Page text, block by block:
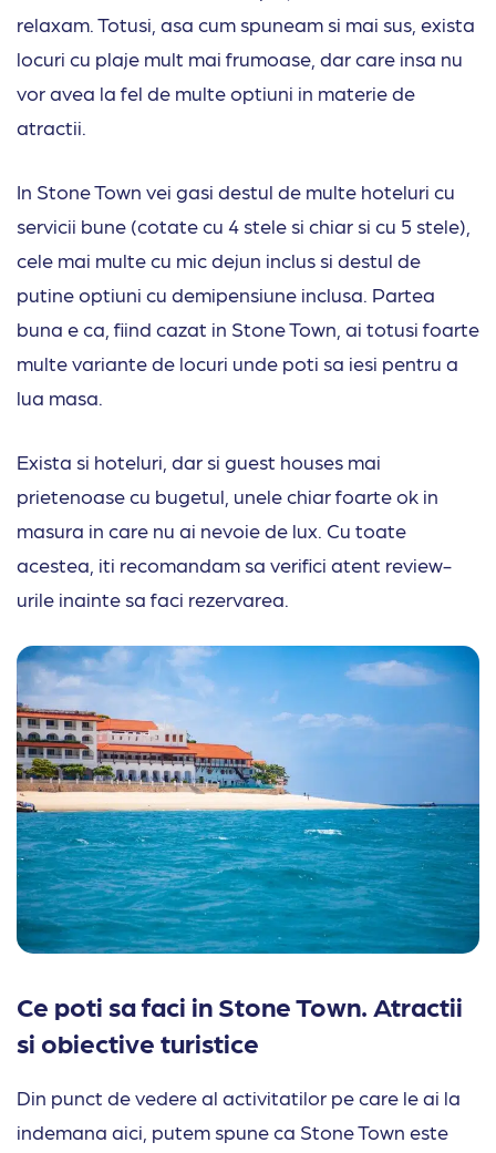
relaxam. Totusi, asa cum spuneam si mai sus, exista
locuri cu plaje mult mai frumoase, dar care insa nu
vor avea la fel de multe optiuni in materie de
atractii.
In Stone Town vei gasi destul de multe hoteluri cu
servicii bune (cotate cu 4 stele si chiar si cu 5 stele),
cele mai multe cu mic dejun inclus si destul de
putine optiuni cu demipensiune inclusa. Partea
buna e ca, fiind cazat in Stone Town, ai totusi foarte
multe variante de locuri unde poti sa iesi pentru a
lua masa.
Exista si hoteluri, dar si guest houses mai
prietenoase cu bugetul, unele chiar foarte ok in
masura in care nu ai nevoie de lux. Cu toate
acestea, iti recomandam sa verifici atent review-
urile inainte sa faci rezervarea.
Ce poti sa faci in Stone Town. Atractii
si obiective turistice
Din punct de vedere al activitatilor pe care le ai la
indemana aici, putem spune ca Stone Town este